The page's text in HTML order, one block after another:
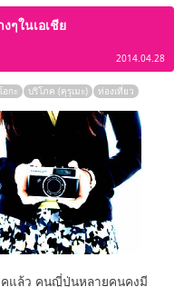
ๆในเอเชีย
2014.04.28
กะ บริโภค (คุรุเมะ) ท่องเที่ยว
คแล้ว คนญี่ปุ่นหลายคนคงมี